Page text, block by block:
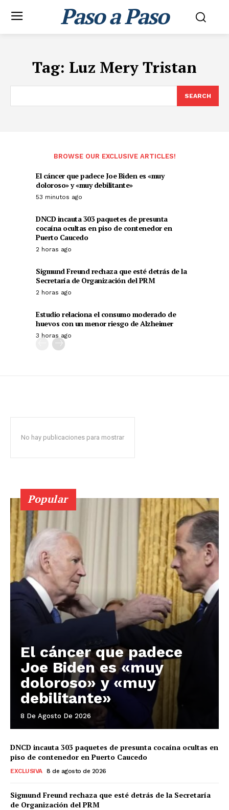
Paso a Paso
Tag: Luz Mery Tristan
SEARCH
BROWSE OUR EXCLUSIVE ARTICLES!
El cáncer que padece Joe Biden es «muy
doloroso» y «muy debilitante»
53 minutos ago
DNCD incauta 303 paquetes de presunta
cocaína ocultas en piso de contenedor en
Puerto Caucedo
2 horas ago
Sigmund Freund rechaza que esté detrás de la
Secretaría de Organización del PRM
2 horas ago
Estudio relaciona el consumo moderado de
huevos con un menor riesgo de Alzheimer
3 horas ago
No hay publicaciones para mostrar
Popular
El cáncer que padece
Joe Biden es «muy
doloroso» y «muy
debilitante»
8 De Agosto De 2026
DNCD incauta 303 paquetes de presunta cocaína ocultas en
piso de contenedor en Puerto Caucedo
EXCLUSIVA 8 de agosto de 2026
Sigmund Freund rechaza que esté detrás de la Secretaría
de Organización del PRM